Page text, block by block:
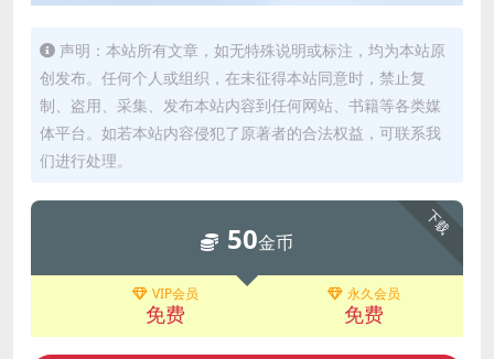
声明：本站所有文章，如无特殊说明或标注，均为本站原
创发布。任何个人或组织，在未征得本站同意时，禁止复
制、盗用、采集、发布本站内容到任何网站、书籍等各类媒
体平台。如若本站内容侵犯了原著者的合法权益，可联系我
们进行处理。
下载
50金币
VIP会员
免费
永久会员
免费